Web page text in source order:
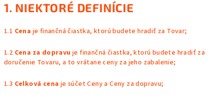
1. NIEKTORÉ DEFINÍCIE
1.1 Cena je finančná čiastka, ktorú budete hradiť za Tovar;
1.2 Cena za dopravu je finančná čiastka, ktorú budete hradiť za
doručenie Tovaru, a to vrátane ceny za jeho zabalenie;
1.3 Celková cena je súčet Ceny a Ceny za dopravu;